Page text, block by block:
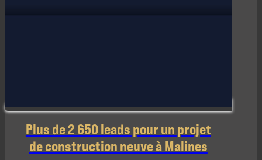
Plus de 2 650 leads pour un projet
de construction neuve à Malines